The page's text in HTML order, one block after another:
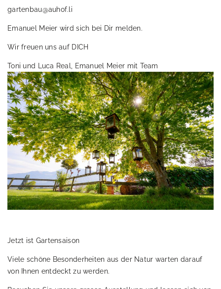
gartenbau@auhof.li
Emanuel Meier wird sich bei Dir melden.
Wir freuen uns auf DICH
Toni und Luca Real, Emanuel Meier mit Team
Jetzt ist Gartensaison
Viele schöne Besonderheiten aus der Natur warten darauf
von Ihnen entdeckt zu werden.